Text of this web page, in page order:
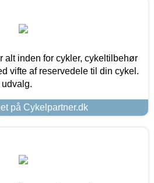
alt inden for cykler, cykeltilbehør
vifte af reservedele til din cykel.
på Cykelpartner.dk